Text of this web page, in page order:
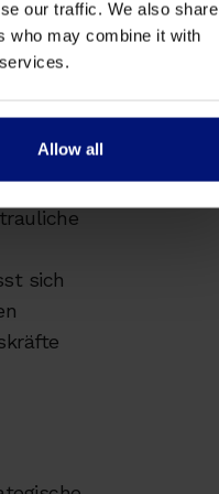
our traffic. We also share
who may combine it with
Allow all
sich